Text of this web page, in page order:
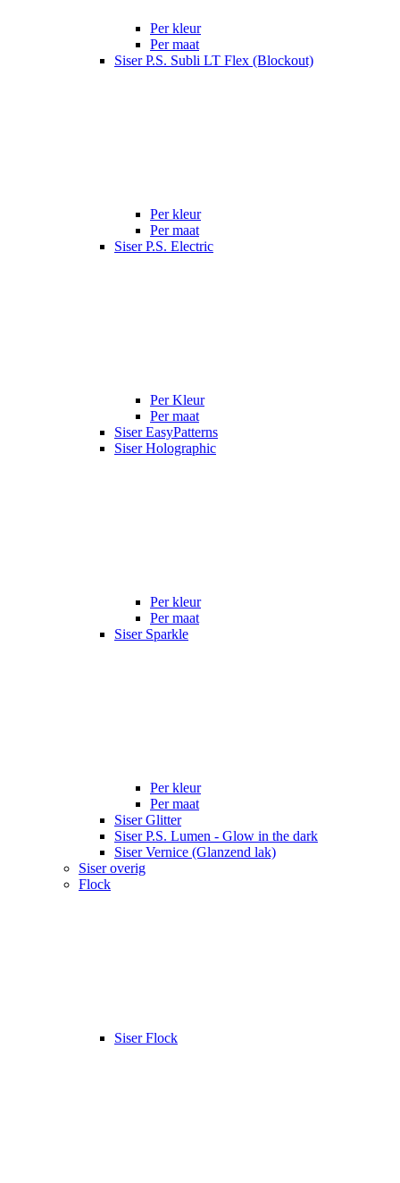
Per kleur
Per maat
Siser P.S. Subli LT Flex (Blockout)
Per kleur
Per maat
Siser P.S. Electric
Per Kleur
Per maat
Siser EasyPatterns
Siser Holographic
Per kleur
Per maat
Siser Sparkle
Per kleur
Per maat
Siser Glitter
Siser P.S. Lumen - Glow in the dark
Siser Vernice (Glanzend lak)
Siser overig
Flock
Siser Flock